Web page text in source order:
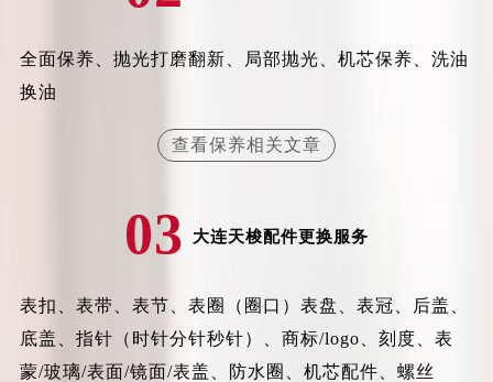
辽宁省沈阳市沈河区中街路137号亨得利名表维修授权店1楼天梭售后服务中心（需提前预约）
内蒙古自治区赤峰市红山区哈达街天梭售后服务中心（需提前预约）
内蒙古自治区鄂尔多斯市东胜区伊金霍洛街天梭售后服务中心（需提前预约）
全面保养、抛光打磨翻新、局部抛光、机芯保养、洗油
换油
查看保养相关文章
03 大连天梭配件更换服务
表扣、表带、表节、表圈（圈口）表盘、表冠、后盖、
底盖、指针（时针分针秒针）、商标/logo、刻度、表
蒙/玻璃/表面/镜面/表盖、防水圈、机芯配件、螺丝